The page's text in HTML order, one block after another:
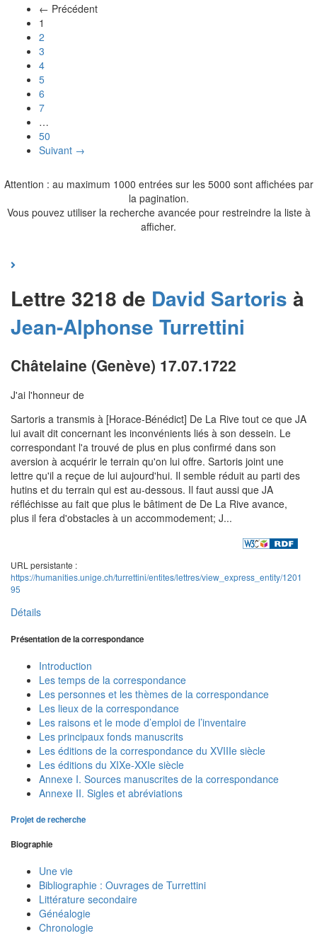
← Précédent
1
2
3
4
5
6
7
…
50
Suivant →
Attention : au maximum 1000 entrées sur les 5000 sont affichées par
la pagination.
Vous pouvez utiliser la recherche avancée pour restreindre la liste à
afficher.
Lettre 3218 de David Sartoris à
Jean-Alphonse Turrettini
Châtelaine (Genève) 17.07.1722
J'ai l'honneur de
Sartoris a transmis à [Horace-Bénédict] De La Rive tout ce que JA
lui avait dit concernant les inconvénients liés à son dessein. Le
correspondant l'a trouvé de plus en plus confirmé dans son
aversion à acquérir le terrain qu'on lui offre. Sartoris joint une
lettre qu'il a reçue de lui aujourd'hui. Il semble réduit au parti des
hutins et du terrain qui est au-dessous. Il faut aussi que JA
réfléchisse au fait que plus le bâtiment de De La Rive avance,
plus il fera d'obstacles à un accommodement; J...
URL persistante :
https://humanities.unige.ch/turrettini/entites/lettres/view_express_entity/1201
95
Détails
Présentation de la correspondance
Introduction
Les temps de la correspondance
Les personnes et les thèmes de la correspondance
Les lieux de la correspondance
Les raisons et le mode d’emploi de l’inventaire
Les principaux fonds manuscrits
Les éditions de la correspondance du XVIIIe siècle
Les éditions du XIXe-XXIe siècle
Annexe I. Sources manuscrites de la correspondance
Annexe II. Sigles et abréviations
Projet de recherche
Biographie
Une vie
Bibliographie : Ouvrages de Turrettini
Littérature secondaire
Généalogie
Chronologie